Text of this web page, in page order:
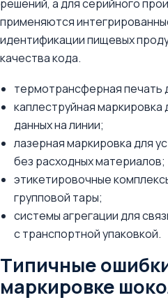
решений, а для серийного
применяются
идентификации пищевых
качества кода.
термотрансферная печать
каплеструйная
данных на линии;
лазерная маркировка для
без расходных материалов;
этикетировочные
групповой тары;
системы агрегации для
с транспортной упаковкой.
Типичные
маркировке